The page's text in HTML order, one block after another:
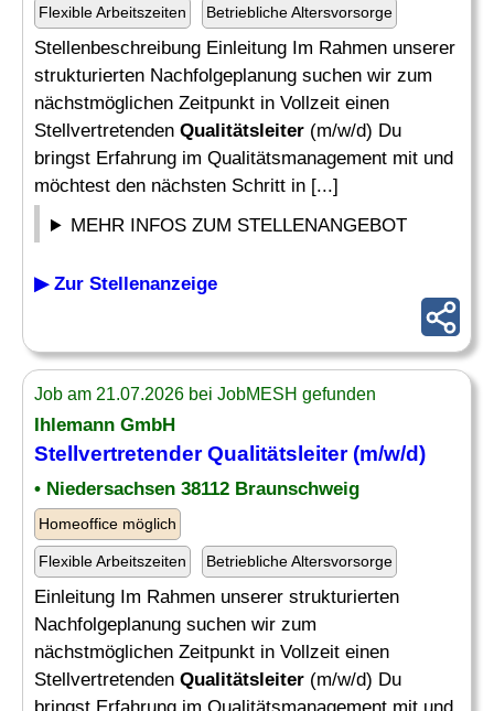
Flexible Arbeitszeiten Betriebliche Altersvorsorge
Stellenbeschreibung Einleitung Im Rahmen unserer
strukturierten Nachfolgeplanung suchen wir zum
nächstmöglichen Zeitpunkt in Vollzeit einen
Stellvertretenden Qualitätsleiter (m/w/d) Du
bringst Erfahrung im Qualitätsmanagement mit und
möchtest den nächsten Schritt in [...]
MEHR INFOS ZUM STELLENANGEBOT
▶ Zur Stellenanzeige
Job am 21.07.2026 bei JobMESH gefunden
Ihlemann GmbH
StellvertretenderQualitätsleiter(m/w/d)
• Niedersachsen 38112 Braunschweig
Homeoffice möglich
Flexible Arbeitszeiten Betriebliche Altersvorsorge
Einleitung Im Rahmen unserer strukturierten
Nachfolgeplanung suchen wir zum
nächstmöglichen Zeitpunkt in Vollzeit einen
Stellvertretenden Qualitätsleiter (m/w/d) Du